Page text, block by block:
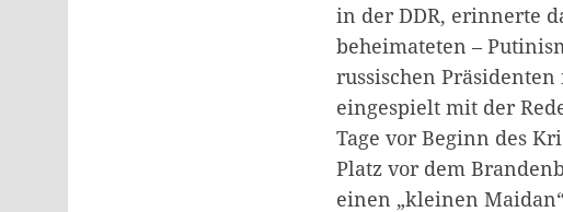
in der DDR, erinnerte
beheimateten –
russischen
eingespielt mit der
Tage vor Beginn des
Platz vor dem
einen „kleinen